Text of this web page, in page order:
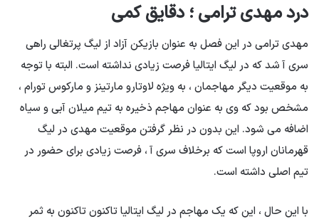
درد مهدی ترامی ؛ دقایق کمی
مهدی ترامی در این فصل به عنوان بازیکن آزاد از لیگ پرتغالی راهی
سری آ شد که در لیگ ایتالیا فرصت زیادی نداشته است. البته با توجه
به موقعیت دیگر مهاجمان ، به ویژه لاوتارو مارتینز و مارکوس تورام ،
مشخص بود که وی به عنوان مهاجم ذخیره به تیم میلان آبی و سیاه
اضافه می شود. این بدون در نظر گرفتن موقعیت مهدی در لیگ
قهرمانان اروپا است که برخلاف سری آ ، فرصت زیادی برای حضور در
تیم اصلی داشته است.
با این حال ، این که یک مهاجم در لیگ ایتالیا تاکنون تاکنون به ثمر